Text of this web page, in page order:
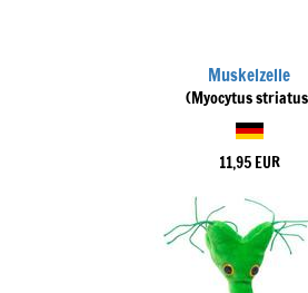
Muskelzelle
(Myocytus
11,95 EUR